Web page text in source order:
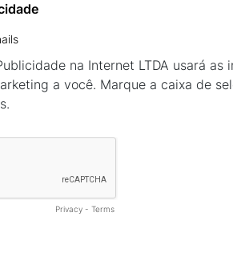
na Internet LTDA usará
a você. Marque a caixa de
Privacy - Terms